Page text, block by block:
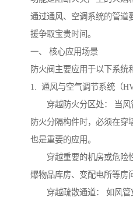
通过通风、空调系统的管道
援争取宝贵时间。
一、 核心应用场景
防火阀主要应用于以下系统
1. 通风与空气调节系统（
穿越防火分区处： 当风
防火分隔构件时，必须在穿
也是重要的应用。
穿越重要的机房或危险
爆物品库房、变配电所等房
穿越疏散通道： 如风管